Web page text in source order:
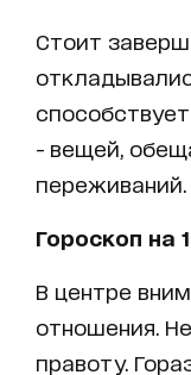
Стоит
- вещей,
переживаний.
Гороскоп на
В центре
отношения.
правоту.